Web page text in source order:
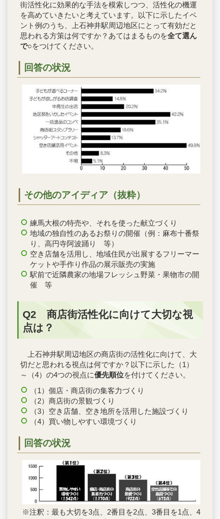
街活性化に効果的な手法を模索しつつ、活性化の機運
を高めていきたいと考えています。以下に示したイベ
ント例のうち、上石神井駅周辺地区にとって有効だと
思われる方策は何ですか？あてはまるものを全て選ん
で○をつけてください。
回答の状況
その他のアイディア（抜粋）
練馬大根の特売や、それを使った献立づくり
地域の独自性のあるお祭りの開催（例：麻布十番祭
り、高円寺阿波踊り 等）
空き店舗を活用し、地域住民が出展するフリーマー
ケットや手作り作品の展示販売の実施
駅前で近隣農家の地場フレッシュ野菜・果物市の開
催 等
Q2 商店街活性化に向けて大切な視
点は？
上石神井駅周辺地区の商店街の活性化に向けて、大
切だと思われる視点は何ですか？以下に示した（1）
～（4）の4つの視点に優先順位を付けてください。
（1）個店・商店街の集客力づくり
（2）商店街の景観づくり
（3）空き店舗、空き地所を活用した施設づくり
（4）買い物しやすい環境づくり
回答の状況
※注釈：最も大切を3点、2番目を2点、3番目を1点、4